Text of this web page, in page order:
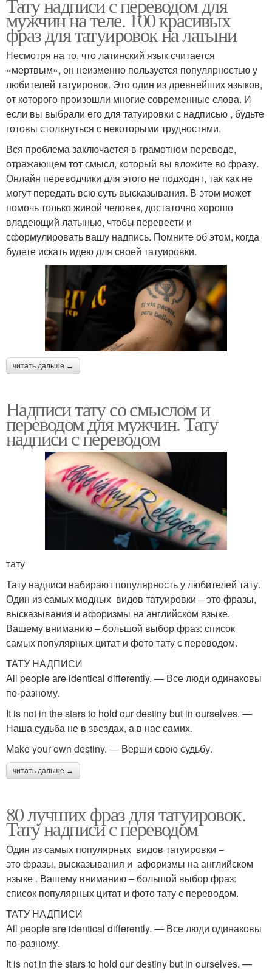
мужчин на теле. 100 красивых
фраз для татуировок на латыни
Несмотря на то, что латинский язык считается
«мертвым», он неизменно пользуется популярностью у
любителей татуировок. Это один из древнейших языков,
от которого произошли многие современные слова. И
если вы выбрали его для татуировки с надписью , будьте
готовы столкнуться с некоторыми трудностями.
Вся проблема заключается в грамотном переводе,
отражающем тот смысл, который вы вложите во фразу.
Онлайн переводчики для этого не подходят, так как не
могут передать всю суть высказывания. В этом может
помочь только живой человек, достаточно хорошо
владеющий латынью, чтобы перевести и
сформулировать вашу надпись. Помните об этом, когда
будете искать идею для своей татуировки.
читать дальше →
Надписи тату со смыслом и
переводом для мужчин. Тату
надписи с переводом
тату
Тату надписи набирают популярность у любителей тату.
Один из самых модных видов татуировки – это фразы,
высказывания и афоризмы на английском языке.
Вашему вниманию – большой выбор фраз: список
самых популярных цитат и фото тату с переводом.
ТАТУ НАДПИСИ
All people are identical differently. — Все люди одинаковы
по-разному.
It is not in the stars to hold our destiny but in ourselves. —
Наша судьба не в звездах, а в нас самих.
Make your own destiny. — Верши свою судьбу.
читать дальше →
80 лучших фраз для татуировок.
Тату надписи с переводом
Один из самых популярных видов татуировки –
это фразы, высказывания и афоризмы на английском
языке . Вашему вниманию – большой выбор фраз:
список популярных цитат и фото тату с переводом.
ТАТУ НАДПИСИ
All people are identical differently. — Все люди одинаковы
по-разному.
It is not in the stars to hold our destiny but in ourselves. —